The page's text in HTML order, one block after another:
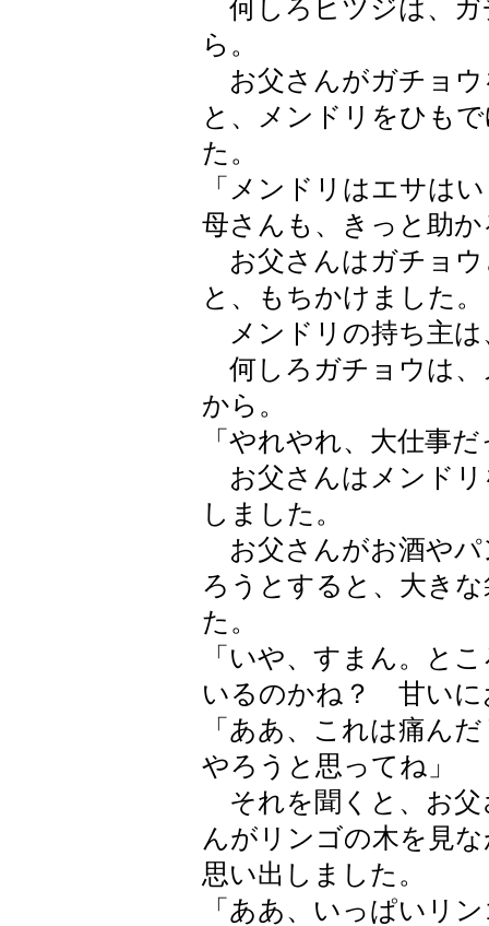
何しろヒツジは、ガ
ら。
お父さんがガチョウ
と、メンドリをひも
た。
「メンドリはエサは
母さんも、きっと助
お父さんはガチョウ
と、もちかけました。
メンドリの持ち主は
何しろガチョウは、
から。
「やれやれ、大仕事
お父さんはメンドリ
しました。
お父さんがお酒やパ
ろうとすると、大き
た。
「いや、すまん。と
いるのかね？ 甘いに
「ああ、これは痛ん
やろうと思ってね」
それを聞くと、お父
んがリンゴの木を見
思い出しました。
「ああ、いっぱいリ